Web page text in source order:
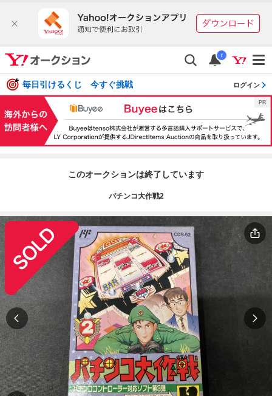
i
毎日引けるくじ 今すぐ挑戦 ログイン
このオークションは終了しています
パチンコ大作戦2